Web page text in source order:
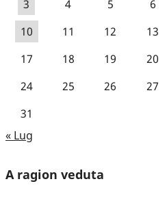
3
4 5 6
10
11 12 13
17
18 19 20
24
25 26 27
31
« Lug
A ragion veduta